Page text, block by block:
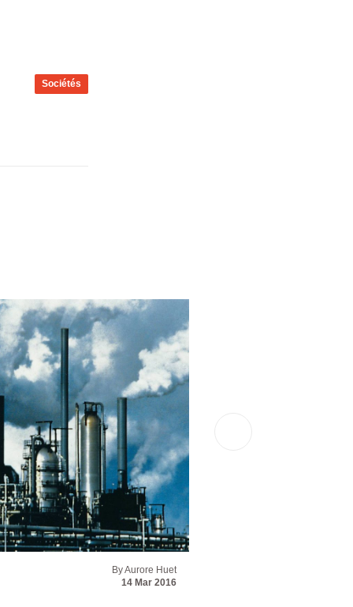
Sociétés
By Aurore Huet
14 Mar 2016